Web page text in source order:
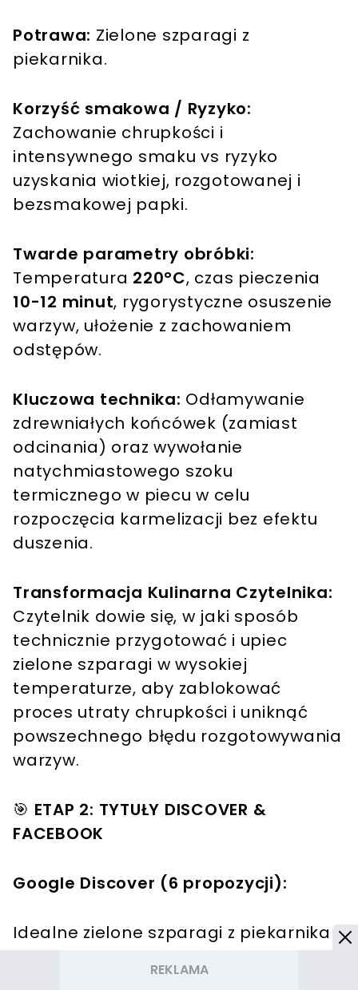
Potrawa: Zielone szparagi z
piekarnika.
Korzyść smakowa / Ryzyko:
Zachowanie chrupkości i
intensywnego smaku vs ryzyko
uzyskania wiotkiej, rozgotowanej i
bezsmakowej papki.
Twarde parametry obróbki:
Temperatura 220°C, czas pieczenia
10-12 minut, rygorystyczne osuszenie
warzyw, ułożenie z zachowaniem
odstępów.
Kluczowa technika: Odłamywanie
zdrewniałych końcówek (zamiast
odcinania) oraz wywołanie
natychmiastowego szoku
termicznego w piecu w celu
rozpoczęcia karmelizacji bez efektu
duszenia.
Transformacja Kulinarna Czytelnika:
Czytelnik dowie się, w jaki sposób
technicznie przygotować i upiec
zielone szparagi w wysokiej
temperaturze, aby zablokować
proces utraty chrupkości i uniknąć
powszechnego błędu rozgotowywania
warzyw.
🎯 ETAP 2: TYTUŁY DISCOVER &
FACEBOOK
Google Discover (6 propozycji):
Idealne zielone szparagi z piekarnika
w 12 minut. Unikniesz rozgotowanej